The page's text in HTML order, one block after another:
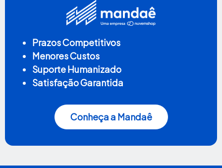
Prazos Competitivos
Menores Custos
Suporte Humanizado
Satisfação Garantida
Conheça a Mandaê